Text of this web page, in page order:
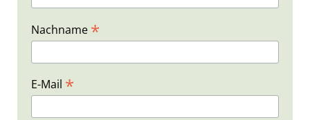
Nachname *
E-Mail *